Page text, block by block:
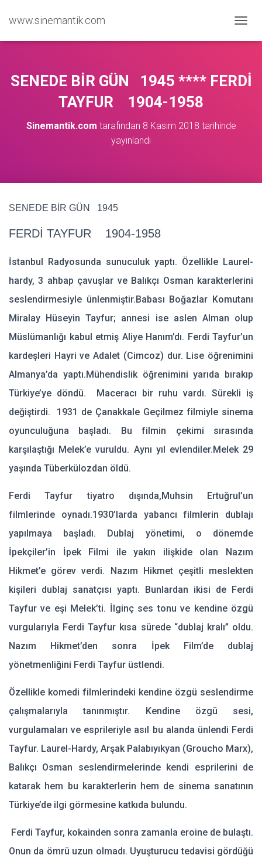
www.sinemantik.com
E
Y
Ü
SENEDE BİR GÜN 1945 **** FERDİ
TAYFUR 1904-1958
Sinemantik.com tarafından 8 Kasım 2018 tarihinde
yayınlandı
SENEDE BİR GÜN 1945
FERDİ TAYFUR 1904-1958
İstanbul Radyosunda sunuculuk yaptı. Özellikle Laurel-
hardy, 3 ahbap çavuşlar ve Balıkçı Osman karakterlerini
seslendirmesiyle ünlenmiştir.Babası Boğazlar Komutanı
Miralay Hüseyin Tayfur; annesi ise aslen Alman olup
Müslümanlığı kabul etmiş Aliye Hanım’dı. Ferdi Tayfur’un
kardeşleri Hayri ve Adalet (Cimcoz) dur. Lise öğrenimini
Almanya’da yaptı.Mühendislik öğrenimini yarıda bırakıp
Türkiye’ye döndü. Maceracı bir ruhu vardı. Sürekli iş
değiştirdi. 1931 de Çanakkale Geçilmez filmiyle sinema
oyunculuğuna başladı. Bu filmin çekimi sırasında
karşılaştığı Melek’e vuruldu. Aynı yıl evlendiler.Melek 29
yaşında Tüberkülozdan öldü.
Ferdi Tayfur tiyatro dışında,Muhsin Ertuğrul’un
filmlerinde oynadı.1930’larda yabancı filmlerin dublajı
yapılmaya başladı. Dublaj yönetimi, o dönemde
İpekçiler’in İpek Filmi ile yakın ilişkide olan Nazım
Hikmet’e görev verdi. Nazım Hikmet çeşitli meslekten
kişileri dublaj sanatçısı yaptı. Bunlardan ikisi de Ferdi
Tayfur ve eşi Melek’ti. İlginç ses tonu ve kendine özgü
vurgularıyla Ferdi Tayfur kısa sürede “dublaj kralı” oldu.
Nazım Hikmet’den sonra İpek Film’de dublaj
yönetmenliğini Ferdi Tayfur üstlendi.
Özellikle komedi filmlerindeki kendine özgü seslendirme
çalışmalarıyla tanınmıştır. Kendine özgü sesi,
vurgulamaları ve esprileriyle asıl bu alanda ünlendi Ferdi
Tayfur. Laurel-Hardy, Arşak Palabıyıkyan (Groucho Marx),
Balıkçı Osman seslendirmelerinde kendi esprilerini de
katarak hem bu karakterlerin hem de sinema sanatının
Türkiye’de ilgi görmesine katkıda bulundu.
Ferdi Tayfur, kokainden sonra zamanla eroine de bulaştı.
Onun da ömrü uzun olmadı. Uyuşturucu tedavisi gördüğü